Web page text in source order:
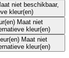
niet beschikbaar,
kleur(en)
Maat niet
kleur(en)
Maat niet
kleur(en)